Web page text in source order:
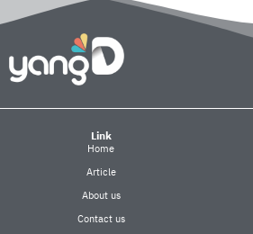
Link
Home
Article
About us
Contact us